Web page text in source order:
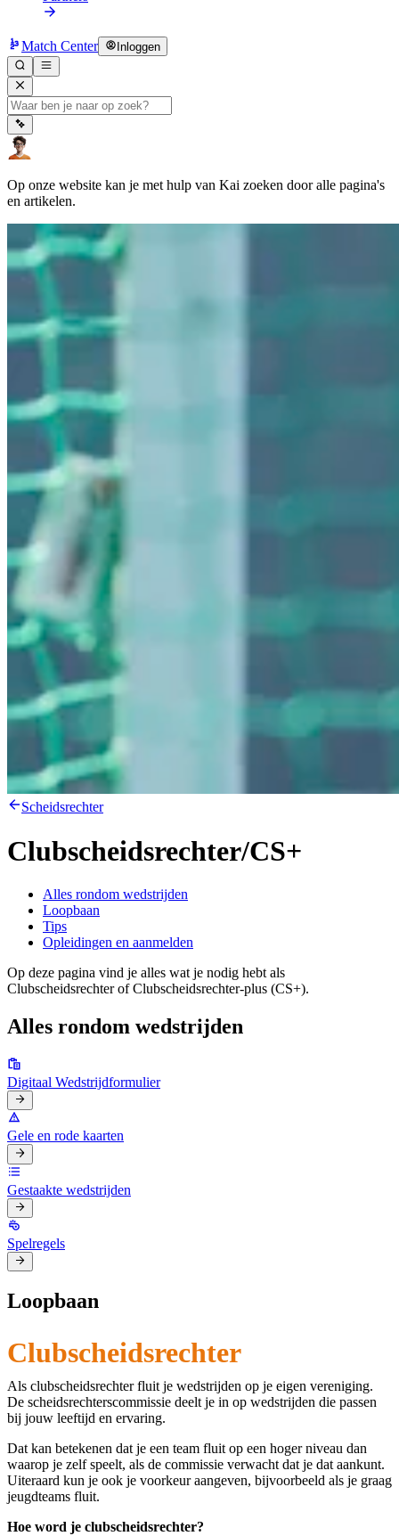
Match Center Inloggen
Op onze website kan je met hulp van Kai zoeken door alle pagina's
en artikelen.
Scheidsrechter
Clubscheidsrechter/CS+
Alles rondom wedstrijden
Loopbaan
Tips
Opleidingen en aanmelden
Op deze pagina vind je alles wat je nodig hebt als
Clubscheidsrechter of Clubscheidsrechter-plus (CS+).
Alles rondom wedstrijden
Digitaal Wedstrijdformulier
Gele en rode kaarten
Gestaakte wedstrijden
Spelregels
Loopbaan
Clubscheidsrechter
Als clubscheidsrechter fluit je wedstrijden op je eigen vereniging.
De scheidsrechterscommissie deelt je in op wedstrijden die passen
bij jouw leeftijd en ervaring.
Dat kan betekenen dat je een team fluit op een hoger niveau dan
waarop je zelf speelt, als de commissie verwacht dat je dat aankunt.
Uiteraard kun je ook je voorkeur aangeven, bijvoorbeeld als je graag
jeugdteams fluit.
Hoe word je clubscheidsrechter?